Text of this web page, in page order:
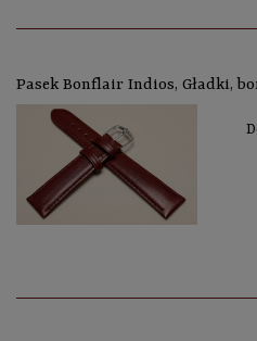
Pasek Bonflair Indios, Gładki,